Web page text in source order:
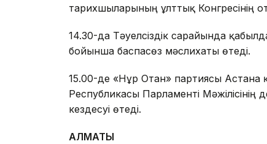
тарихшыларының ұлттық Конгресінің
14.30-да Тәуелсіздік сарайында
бойынша баспасөз мәслихаты өтеді.
15.00-де «Нұр Отан» партиясы Астана
Республикасы Парламенті
кездесуі өтеді.
АЛМАТЫ